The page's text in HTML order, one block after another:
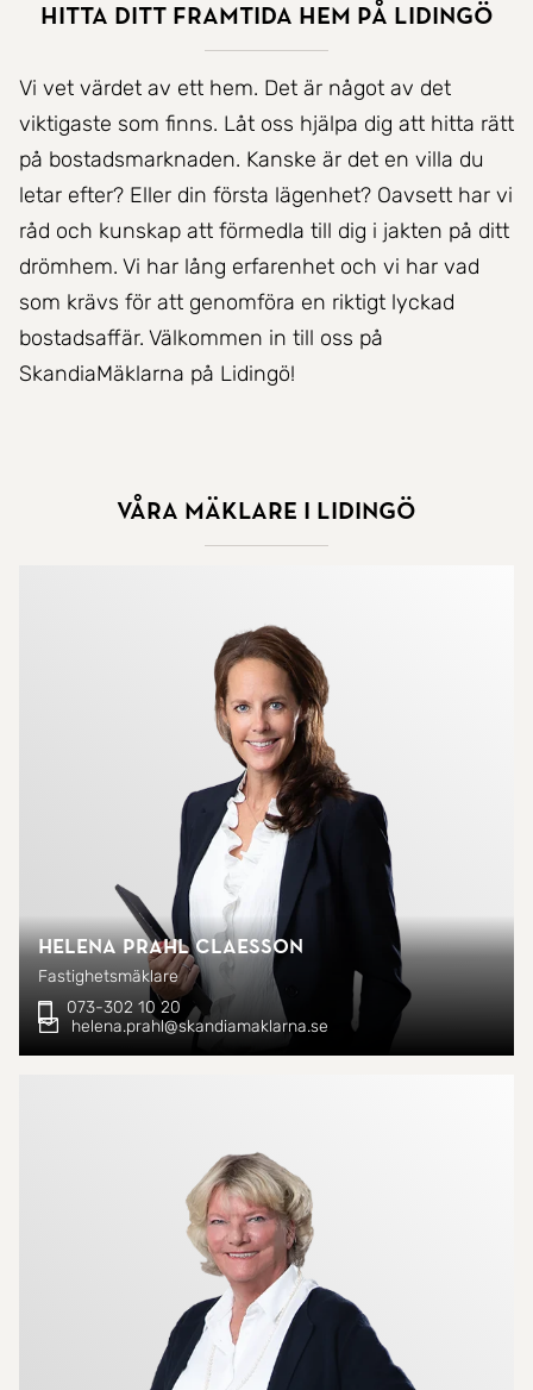
Hitta ditt framtida hem på Lidingö
Vi vet värdet av ett hem. Det är något av det
viktigaste som finns. Låt oss hjälpa dig att hitta rätt
på bostadsmarknaden. Kanske är det en villa du
letar efter? Eller din första lägenhet? Oavsett har vi
råd och kunskap att förmedla till dig i jakten på ditt
drömhem. Vi har lång erfarenhet och vi har vad
som krävs för att genomföra en riktigt lyckad
bostadsaffär. Välkommen in till oss på
SkandiaMäklarna på Lidingö!
Våra mäklare i Lidingö
Helena Prahl Claesson
Fastighetsmäklare
073-302 10 20
helena.prahl@skandiamaklarna.se